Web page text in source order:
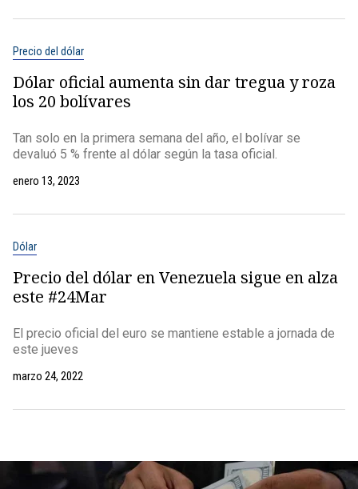
Precio del dólar
Dólar oficial aumenta sin dar tregua y roza
los 20 bolívares
Tan solo en la primera semana del año, el bolívar se
devaluó 5 % frente al dólar según la tasa oficial.
enero 13, 2023
Dólar
Precio del dólar en Venezuela sigue en alza
este #24Mar
El precio oficial del euro se mantiene estable a jornada de
este jueves
marzo 24, 2022